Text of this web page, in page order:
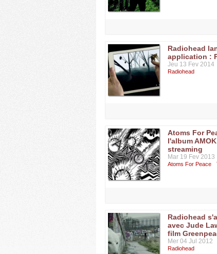
Radiohead
application :
Jeu 13 Fev 2014
Radiohead
Atoms For
l'album
streaming
Mar 19 Fev 2013
Atoms For Peace
Radiohead
avec Jude
film
Mer 04 Jul 2012
Radiohead